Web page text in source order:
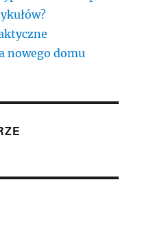
nowego domu